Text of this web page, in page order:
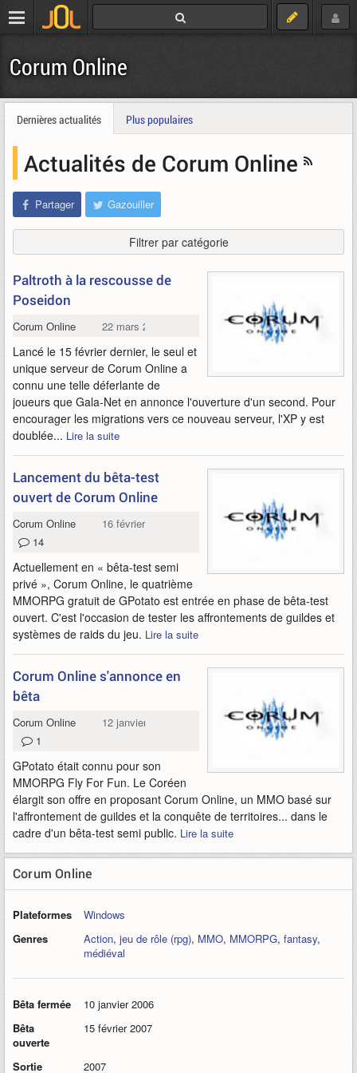
Corum Online
Dernières actualités Plus populaires
Actualités de Corum Online
Partager Gazouiller
Filtrer par catégorie
Paltroth à la rescousse de
Poseidon
Corum Online 22 mars 2007
Lancé le 15 février dernier, le seul et
unique serveur de Corum Online a
connu une telle déferlante de
joueurs que Gala-Net en annonce l'ouverture d'un second. Pour
encourager les migrations vers ce nouveau serveur, l'XP y est
doublée... Lire la suite
Lancement du bêta-test
ouvert de Corum Online
Corum Online
16 février 2007
14
Actuellement en « bêta-test semi
privé », Corum Online, le quatrième
MMORPG gratuit de GPotato est entrée en phase de bêta-test
ouvert. C'est l'occasion de tester les affrontements de guildes et
systèmes de raids du jeu. Lire la suite
Corum Online s'annonce en
bêta
Corum Online
12 janvier 2007
1
GPotato était connu pour son
MMORPG Fly For Fun. Le Coréen
élargit son offre en proposant Corum Online, un MMO basé sur
l'affrontement de guildes et la conquête de territoires... dans le
cadre d'un bêta-test semi public. Lire la suite
Corum Online
Plateformes
Windows
Genres
Action, jeu de rôle (rpg), MMO, MMORPG, fantasy,
médiéval
Bêta fermée
10 janvier 2006
Bêta
ouverte
15 février 2007
Sortie 2007